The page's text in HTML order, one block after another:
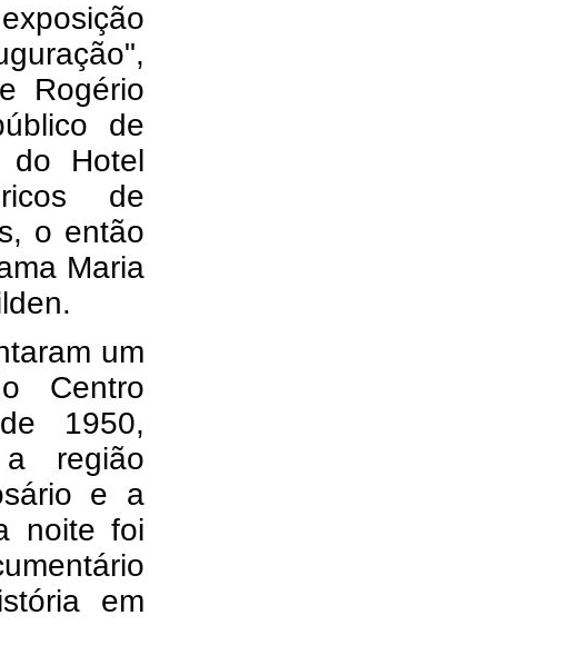
Rogério
de
do Hotel
de
o então
Maria
um
Centro
1950,
a região
e a
noite foi
em